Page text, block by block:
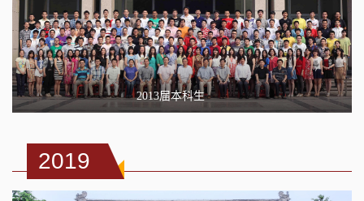
2013届本科生
2019